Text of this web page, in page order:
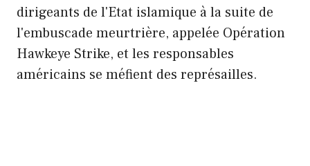
dirigeants de l'Etat islamique à la suite de
l'embuscade meurtrière, appelée Opération
Hawkeye Strike, et les responsables
américains se méfient des représailles.